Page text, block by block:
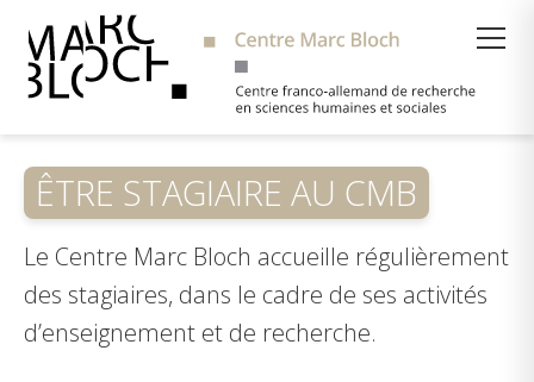
ÊTRE STAGIAIRE AU CMB
Le Centre Marc Bloch accueille régulièrement
des stagiaires, dans le cadre de ses activités
d’enseignement et de recherche.